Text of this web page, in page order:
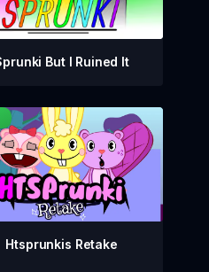
But I Ruined It
Htsprunkis Retake